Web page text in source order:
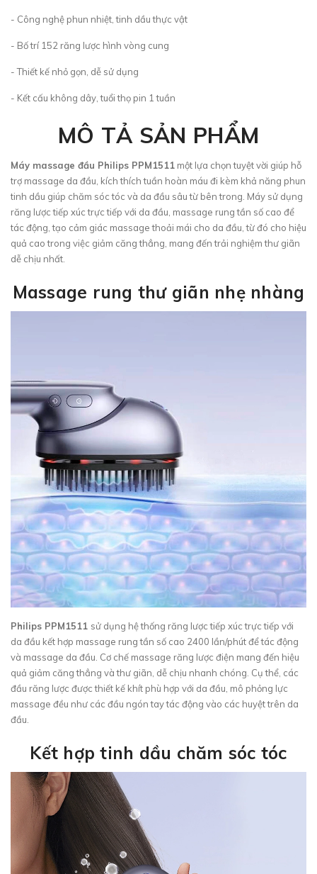
- Công nghệ phun nhiệt, tinh dầu thực vật
- Bố trí 152 răng lược hình vòng cung
- Thiết kế nhỏ gọn, dễ sử dụng
- Kết cấu không dây, tuổi thọ pin 1 tuần
MÔ TẢ SẢN PHẨM
Máy massage đầu Philips PPM1511một lựa chọn tuyệt vời giúp hỗ
trợ massage da đầu, kích thích tuần hoàn máu đi kèm khả năng phun
tinh dầu giúp chăm sóc tóc và da đầu sâu từ bên trong. Máy sử dụng
răng lược tiếp xúc trực tiếp với da đầu, massage rung tần số cao để
tác động, tạo cảm giác massage thoải mái cho da đầu, từ đó cho hiệu
quả cao trong việc giảm căng thẳng, mang đến trải nghiệm thư giãn
dễ chịu nhất.
Massage rung thư giãn nhẹ nhàng
Philips PPM1511 sử dụng hệ thống răng lược tiếp xúc trực tiếp với
da đầu kết hợp massage rung tần số cao 2400 lần/phút để tác động
và massage da đầu. Cơ chế massage răng lược điện mang đến hiệu
quả giảm căng thẳng và thư giãn, dễ chịu nhanh chóng. Cụ thể, các
đầu răng lược được thiết kế khít phù hợp với da đầu, mô phỏng lực
massage đều như các đầu ngón tay tác động vào các huyệt trên da
đầu.
Kết hợp tinh dầu chăm sóc tóc